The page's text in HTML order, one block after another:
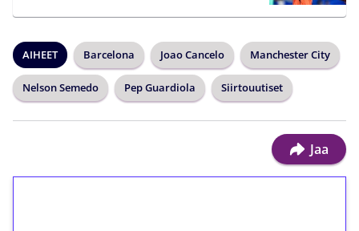
AIHEET Barcelona Joao Cancelo Manchester City
Nelson Semedo Pep Guardiola Siirtouutiset
Jaa